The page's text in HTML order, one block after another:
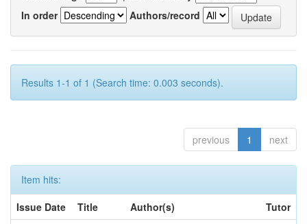
In order
Authors/record
Results 1-1 of 1 (Search time: 0.003 seconds).
previous 1 next
Item hits:
Issue Date
Title Author(s)
Tutor